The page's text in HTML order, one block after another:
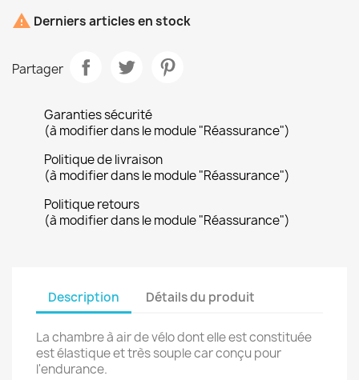
 Derniers articles en stock
Partager
Garanties sécurité
(à modifier dans le module "Réassurance")
Politique de livraison
(à modifier dans le module "Réassurance")
Politique retours
(à modifier dans le module "Réassurance")
Description Détails du produit
Lachambre à air de vélo dont elle est constituée
est élastique et très souple car conçu pour
l'endurance.